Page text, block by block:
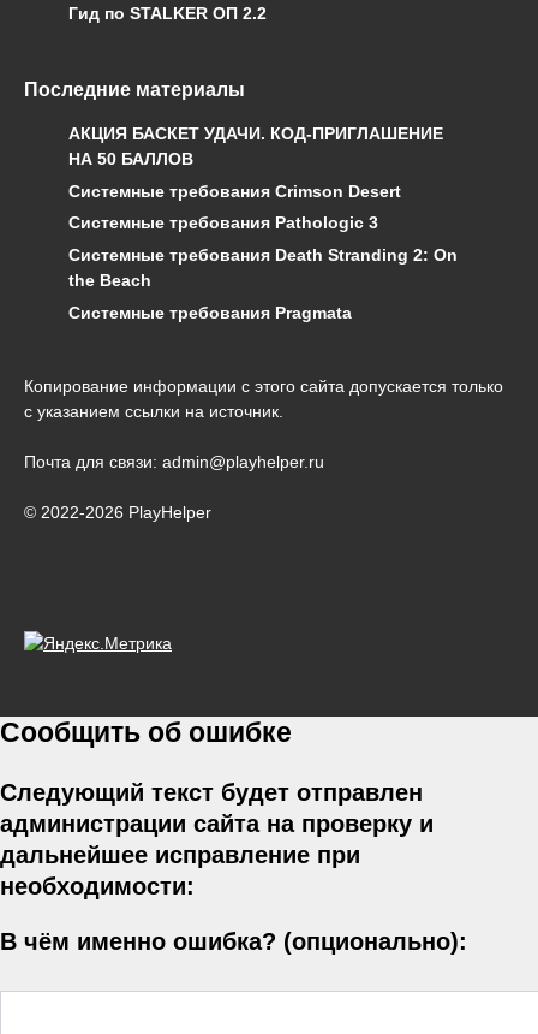
Гид по STALKER ОП 2.2
Последние материалы
АКЦИЯ БАСКЕТ УДАЧИ. КОД-ПРИГЛАШЕНИЕ
НА 50 БАЛЛОВ
Системные требования Crimson Desert
Системные требования Pathologic 3
Системные требования Death Stranding 2: On
the Beach
Системные требования Pragmata
Копирование информации с этого сайта допускается только
с указанием ссылки на источник.
Почта для связи: admin@playhelper.ru
© 2022-2026 PlayHelper
Сообщить об ошибке
Следующий текст будет отправлен
администрации сайта на проверку и
дальнейшее исправление при
необходимости:
В чём именно ошибка? (опционально):